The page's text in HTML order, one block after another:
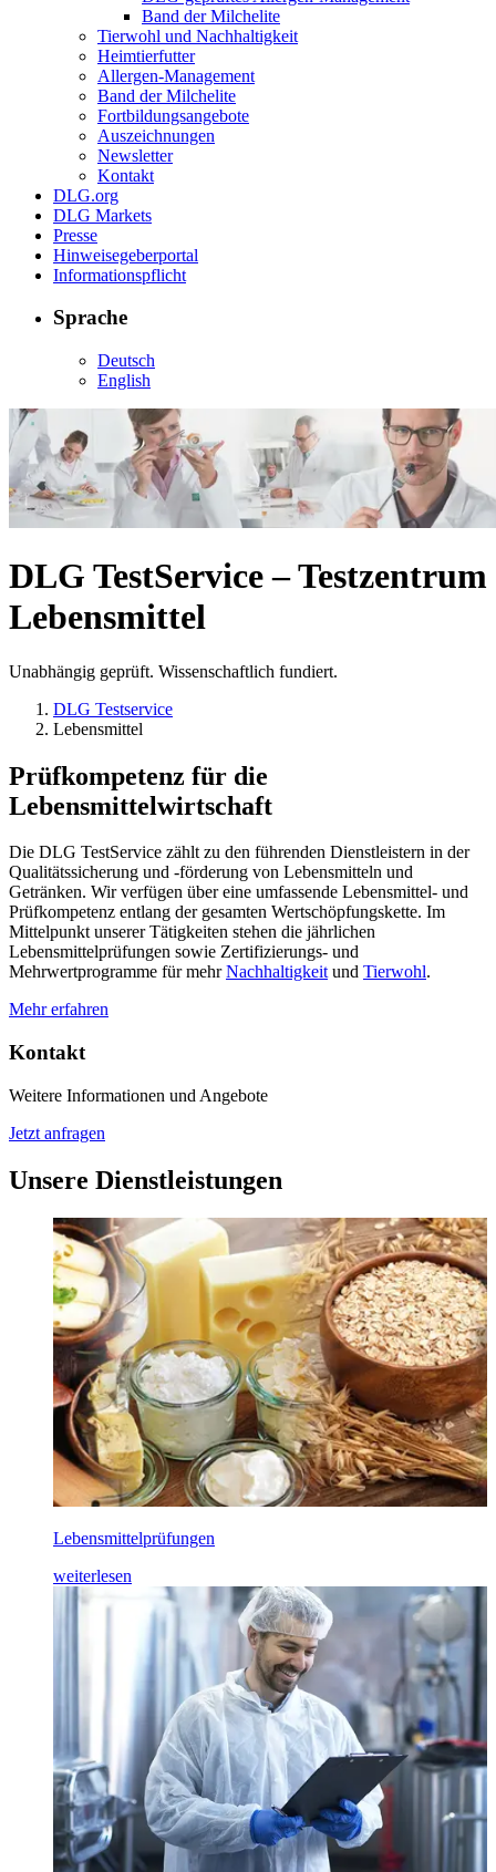
Band der Milchelite
Tierwohl und Nachhaltigkeit
Heimtierfutter
Allergen-Management
Band der Milchelite
Fortbildungsangebote
Auszeichnungen
Newsletter
Kontakt
DLG.org
DLG Markets
Presse
Hinweisegeberportal
Informationspflicht
Sprache
Deutsch
English
DLG TestService – Testzentrum
Lebensmittel
Unabhängig geprüft. Wissenschaftlich fundiert.
DLG Testservice
Lebensmittel
Prüfkompetenz für die
Lebensmittelwirtschaft
Die DLG TestService zählt zu den führenden Dienstleistern in der
Qualitätssicherung und -förderung von Lebensmitteln und
Getränken. Wir verfügen über eine umfassende Lebensmittel- und
Prüfkompetenz entlang der gesamten Wertschöpfungskette. Im
Mittelpunkt unserer Tätigkeiten stehen die jährlichen
Lebensmittelprüfungen sowie Zertifizierungs- und
Mehrwertprogramme für mehrNachhaltigkeitund Tierwohl.
Mehr erfahren
Kontakt
Weitere Informationen und Angebote
Jetzt anfragen
Unsere Dienstleistungen
Lebensmittelprüfungen
weiterlesen